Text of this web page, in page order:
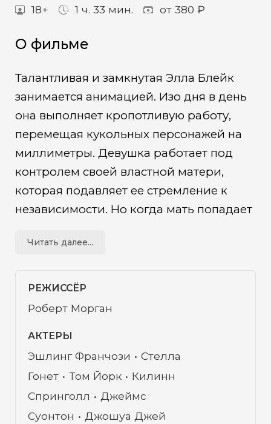
18+ 1 ч. 33 мин. от 380 ₽
О фильме
Талантливая и замкнутая Элла Блейк
занимается анимацией. Изо дня в день
она выполняет кропотливую работу,
перемещая кукольных персонажей на
миллиметры. Девушка работает под
контролем своей властной матери,
которая подавляет ее стремление к
независимости. Но когда мать попадает
меняется. У нее появляется парень.
где приступает к работе над
собственным проектом. Она увлечена
замечает, как воображаемый террор и
ужас врываются в ее реальную жизнь…
Читать далее...
РЕЖИССЁР
Роберт Морган
АКТЕРЫ
Эшлинг Франчози
Стелла
Гонет
Том Йорк
Килинн
Спринголл
Джеймс
Суонтон
Джошуа Джей